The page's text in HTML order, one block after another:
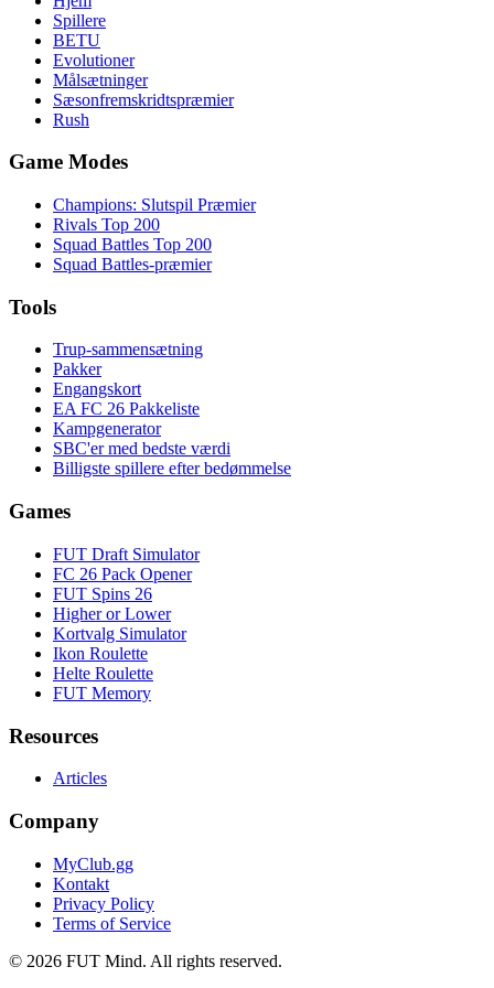
Spillere
BETU
Evolutioner
Målsætninger
Sæsonfremskridtspræmier
Rush
Game Modes
Champions: Slutspil Præmier
Rivals Top 200
Squad Battles Top 200
Squad Battles-præmier
Tools
Trup-sammensætning
Pakker
Engangskort
EA FC 26 Pakkeliste
Kampgenerator
SBC'er med bedste værdi
Billigste spillere efter bedømmelse
Games
FUT Draft Simulator
FC 26 Pack Opener
FUT Spins 26
Higher or Lower
Kortvalg Simulator
Ikon Roulette
Helte Roulette
FUT Memory
Resources
Articles
Company
MyClub.gg
Kontakt
Privacy Policy
Terms of Service
© 2026 FUT Mind. All rights reserved.